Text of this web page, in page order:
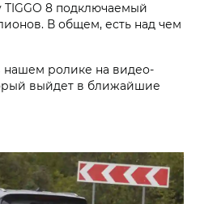
8 подключаемый
В общем, есть над чем
ролике на видео-
выйдет в ближайшие